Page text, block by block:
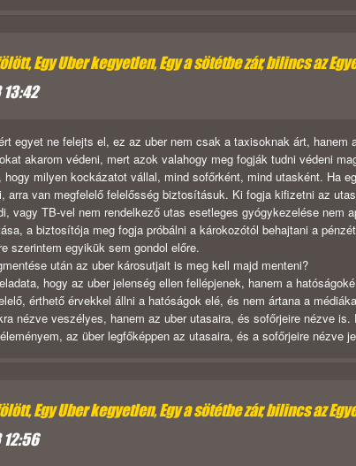
Egy Uber kegyetlen, Egy a sötétbe zár, bilincs az
13:42
egyet ne felejts el, ez az uber nem csak a taxisoknak árt,
akarom védeni, mert azok valahogy meg fogják tudni védeni
milyen kockázatot vállal, mind sofőrként, mind utasként. Ha
arra van megfelelő felelősség biztosításuk. Ki fogja kifizetni az
vagy TB-vel nem rendelkező utas esetleges gyógykezelése nem
a biztosítója meg fogja próbálni a károkozótól behajtani a
szerintem egyikük sem gondol előre.
után az uber károsutjait is meg kell majd menteni?
hogy az uber jelenség ellen fellépjenek, hanem a
érthető érvekkel állni a hatóságok elé, és nem ártana a
nézve veszélyes, hanem az uber utasaira, és sofőrjeire nézve
az über legfőképpen az utasaira, és a sofőrjeire nézve
Egy Uber kegyetlen, Egy a sötétbe zár, bilincs az
12:56